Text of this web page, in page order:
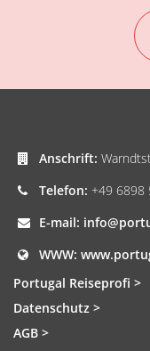
Anschrift:
Telefon: +49 6898
E-mail:
WWW:
Portugal Reiseprofi >
Datenschutz >
AGB >